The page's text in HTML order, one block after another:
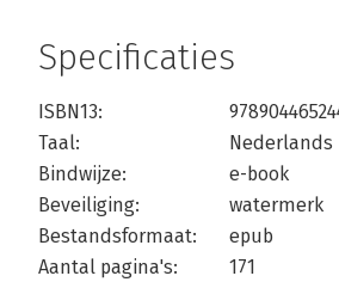
Specificaties
ISBN13:
Taal:
Nederlands
Bindwijze:
e-book
Beveiliging:
watermerk
Bestandsformaat:
epub
Aantal pagina's:
171